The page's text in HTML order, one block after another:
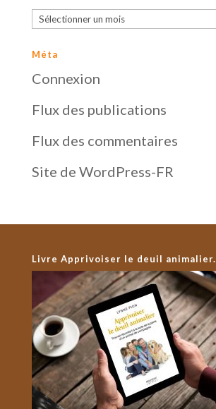
Archives
Méta
Connexion
Flux des publications
Flux des commentaires
Site de WordPress-FR
Livre Apprivoiser le deuil animalier.